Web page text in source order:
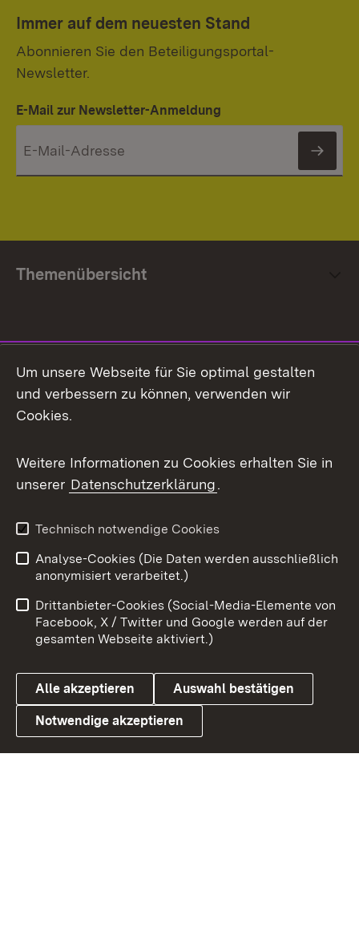
Immer auf dem neuesten Stand
Abonnieren Sie den Beteiligungsportal-
Newsletter.
E-Mail zur Newsletter-Anmeldung
Themenübersicht
Facebook
X / Twitter
Youtube
Link zum Landesportal
Impressum
Kontakt
Barrierefreiheit
Datenschutz
Cookies
Um unsere Webseite für Sie optimal gestalten
und verbessern zu können, verwenden wir
Cookies.
Weitere Informationen zu Cookies erhalten Sie in
unserer Datenschutzerklärung.
Technisch notwendige Cookies
Analyse-Cookies (Die Daten werden ausschließlich
anonymisiert verarbeitet.)
Drittanbieter-Cookies (Social-Media-Elemente von
Facebook, X / Twitter und Google werden auf der
gesamten Webseite aktiviert.)
Alle akzeptieren Auswahl bestätigen
Notwendige akzeptieren